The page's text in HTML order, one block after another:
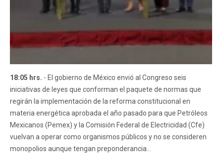
18:05 hrs. - El gobierno de México envió al Congreso seis
iniciativas de leyes que conforman el paquete de normas que
regirán la implementación de la reforma constitucional en
materia energética aprobada el año pasado para que Petróleos
Mexicanos (Pemex) y la Comisión Federal de Electricidad (Cfe)
vuelvan a operar como organismos públicos y no se consideren
monopolios aunque tengan preponderancia...